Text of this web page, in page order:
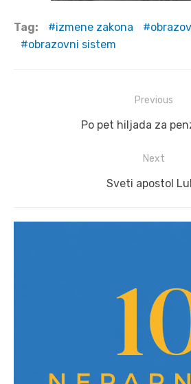
Tag: izmene zakona
obrazovni sistem
navigation
Previous
Previous
Po pet hiljada za
Next
Next
Sveti apostol